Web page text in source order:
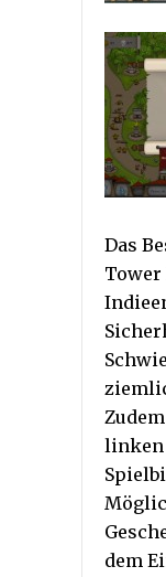
Das
Tower
linken
dem